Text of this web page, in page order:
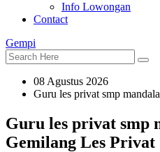
Info Lowongan
Contact
Gempi
08 Agustus 2026
Guru les privat smp
Guru les privat smp
Gemilang Les Privat